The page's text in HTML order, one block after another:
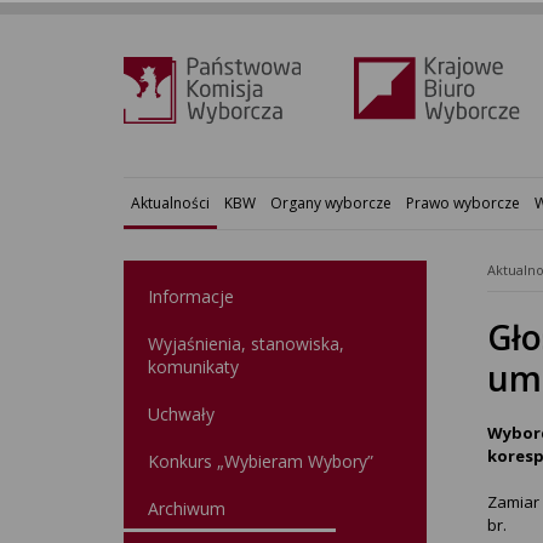
Aktualności KBW Organy wyborcze Prawo wyborcze
Informacje
Wyjaśnienia, stanowiska,
komunikaty
Uchwały
Konkurs „Wybieram Wybory”
Archiwum
br.